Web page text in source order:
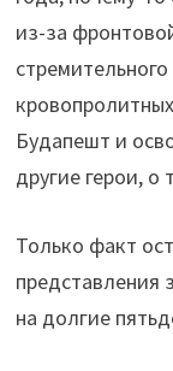
из-за
Будапешт и
другие герои, о
Только факт
представления
на долгие